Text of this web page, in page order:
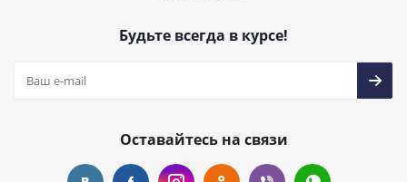
Будьте всегда в курсе!
Оставайтесь на связи